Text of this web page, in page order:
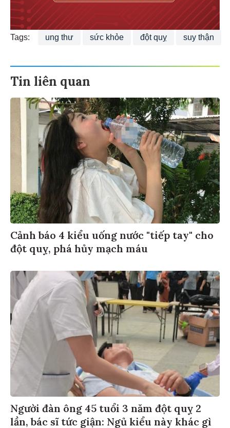
Tags: ung thư sức khỏe đột quỵ suy thận
Tin liên quan
Cảnh báo 4 kiểu uống nước "tiếp tay" cho
đột quỵ, phá hủy mạch máu
Người đàn ông 45 tuổi 3 năm đột quỵ 2
lần, bác sĩ tức giận: Ngủ kiểu này khác gì